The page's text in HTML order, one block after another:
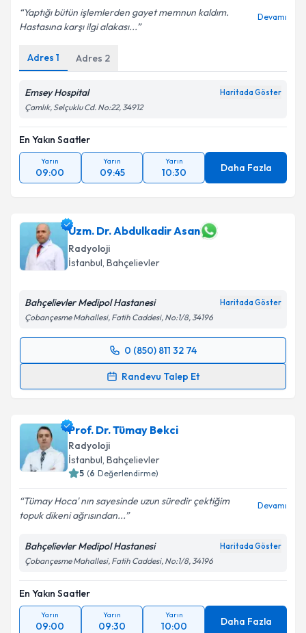
Yaptığı bütün işlemlerden gayet memnun kaldım.
Hastasına karşı ilgi alakası...
Devamı
Adres 1 Adres 2
Emsey Hospital Haritada Göster
Çamlık, Selçuklu Cd. No:22, 34912
En Yakın Saatler
Yarın
09:00
Yarın
09:45
Yarın
10:30 Daha Fazla
Uzm. Dr. Abdulkadir Asan
Radyoloji
İstanbul, Bahçelievler
Bahçelievler Medipol Hastanesi Haritada Göster
Çobançesme Mahallesi, Fatih Caddesi, No:1/8, 34196
0 (850) 811 32 74
Randevu Talep Et
Randevu Takvimi Talebi
takvim hazırlandığında e-posta ile bilgilendireceğiz.
E-posta Adresiniz
Kişisel verilerimin işlenmesine ilişkin
kapsamda işlenmesini kabul ediyorum.
Prof. Dr. Tümay Bekci
Radyoloji
İstanbul, Bahçelievler
5 (6 Değerlendirme)
Tümay Hoca' nın sayesinde uzun süredir çektiğim
topuk dikeni ağrısından...
Devamı
Bahçelievler Medipol Hastanesi Haritada Göster
Çobançesme Mahallesi, Fatih Caddesi, No:1/8, 34196
En Yakın Saatler
Yarın
09:00
Yarın
09:30
Yarın
10:00 Daha Fazla